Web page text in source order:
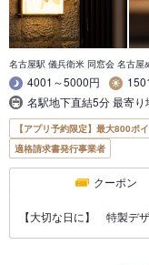
名古屋駅 儀兵衛米 同窓会 名古屋
4001～5000円
名駅地下直結5分 最寄
【アプリ予約限定】最大800ポ
適格請求書発行事業者
クーポン
【大切な日に】 特製デ